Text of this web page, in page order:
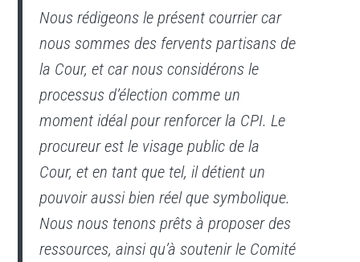
Nous rédigeons le présent courrier car
nous sommes des fervents partisans de
la Cour, et car nous considérons le
processus d’élection comme un
moment idéal pour renforcer la CPI. Le
procureur est le visage public de la
Cour, et en tant que tel, il détient un
pouvoir aussi bien réel que symbolique.
Nous nous tenons prêts à proposer des
ressources, ainsi qu’à soutenir le Comité